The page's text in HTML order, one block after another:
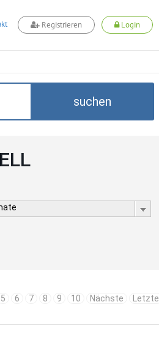
Registrieren Login
suchen
5 6 7 8 9 10 Nächste Letzte